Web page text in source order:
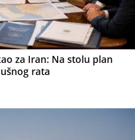
za Iran: Na stolu plan
rata